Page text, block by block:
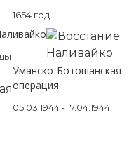
1654 год
Уманско-Ботошанская
операция
05.03.1944 - 17.04.1944